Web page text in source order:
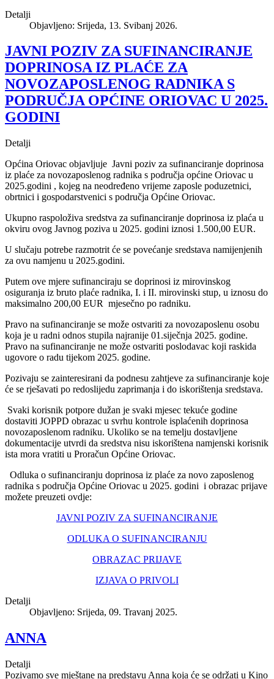
Detalji
Objavljeno: Srijeda, 13. Svibanj 2026.
JAVNI POZIV ZA SUFINANCIRANJE
DOPRINOSA IZ PLAĆE ZA
NOVOZAPOSLENOG RADNIKA S
PODRUČJA OPĆINE ORIOVAC U 2025.
GODINI
Detalji
Općina Oriovac objavljuje Javni poziv za sufinanciranje doprinosa
iz plaće za novozaposlenog radnika s područja općine Oriovac u
2025.godini , kojeg na neodređeno vrijeme zaposle poduzetnici,
obrtnici i gospodarstvenici s područja Općine Oriovac.
Ukupno raspoloživa sredstva za sufinanciranje doprinosa iz plaća u
okviru ovog Javnog poziva u 2025. godini iznosi 1.500,00 EUR.
U slučaju potrebe razmotrit će se povećanje sredstava namijenjenih
za ovu namjenu u 2025.godini.
Putem ove mjere sufinanciraju se doprinosi iz mirovinskog
osiguranja iz bruto plaće radnika, I. i II. mirovinski stup, u iznosu do
maksimalno 200,00 EUR mjesečno po radniku.
Pravo na sufinanciranje se može ostvariti za novozaposlenu osobu
koja je u radni odnos stupila najranije 01.siječnja 2025. godine.
Pravo na sufinanciranje ne može ostvariti poslodavac koji raskida
ugovore o radu tijekom 2025. godine.
Pozivaju se zainteresirani da podnesu zahtjeve za sufinanciranje koje
će se rješavati po redoslijedu zaprimanja i do iskorištenja sredstava.
Svaki korisnik potpore dužan je svaki mjesec tekuće godine
dostaviti JOPPD obrazac u svrhu kontrole isplaćenih doprinosa
novozaposlenom radniku. Ukoliko se na temelju dostavljene
dokumentacije utvrdi da sredstva nisu iskorištena namjenski korisnik
ista mora vratiti u Proračun Općine Oriovac.
Odluka o sufinanciranju doprinosa iz plaće za novo zaposlenog
radnika s područja Općine Oriovac u 2025. godini i obrazac prijave
možete preuzeti ovdje:
JAVNI POZIV ZA SUFINANCIRANJE
ODLUKA O SUFINANCIRANJU
OBRAZAC PRIJAVE
IZJAVA O PRIVOLI
Detalji
Objavljeno: Srijeda, 09. Travanj 2025.
ANNA
Detalji
Pozivamo sve mještane na predstavu Anna koja će se održati u Kino